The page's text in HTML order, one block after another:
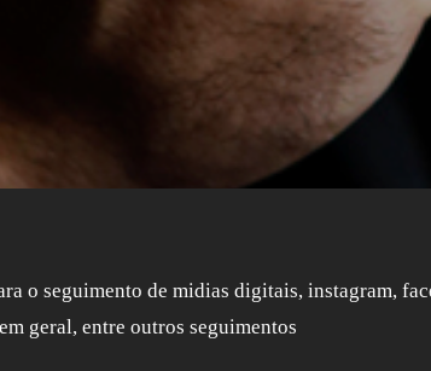
o seguimento de midias digitais, instagram,
geral, entre outros seguimentos